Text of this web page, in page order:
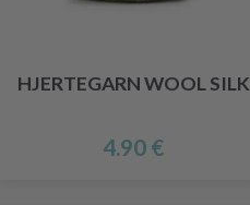
HJERTEGARN WOOL SILK
4.90 €